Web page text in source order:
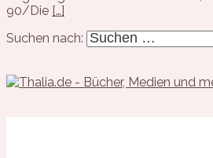
90/Die […]
Suchen nach: